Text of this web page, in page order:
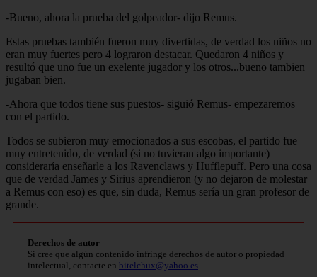
-Bueno, ahora la prueba del golpeador- dijo Remus.
Estas pruebas también fueron muy divertidas, de verdad los niños no
eran muy fuertes pero 4 lograron destacar. Quedaron 4 niños y
resultó que uno fue un exelente jugador y los otros...bueno tambien
jugaban bien.
-Ahora que todos tiene sus puestos- siguió Remus- empezaremos
con el partido.
Todos se subieron muy emocionados a sus escobas, el partido fue
muy entretenido, de verdad (si no tuvieran algo importante)
consideraría enseñarle a los Ravenclaws y Hufflepuff. Pero una cosa
que de verdad James y Sirius aprendieron (y no dejaron de molestar
a Remus con eso) es que, sin duda, Remus sería un gran profesor de
grande.
Derechos de autor
Si cree que algún contenido infringe derechos de autor o propiedad
intelectual, contacte en bitelchux@yahoo.es